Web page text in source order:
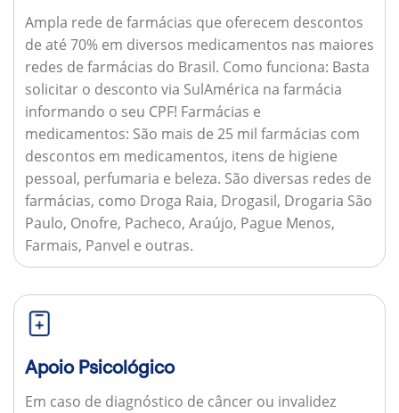
Ampla rede de farmácias que oferecem descontos
de até 70% em diversos medicamentos nas maiores
redes de farmácias do Brasil. Como funciona: Basta
solicitar o desconto via SulAmérica na farmácia
informando o seu CPF! Farmácias e
medicamentos: São mais de 25 mil farmácias com
descontos em medicamentos, itens de higiene
pessoal, perfumaria e beleza. São diversas redes de
farmácias, como Droga Raia, Drogasil, Drogaria São
Paulo, Onofre, Pacheco, Araújo, Pague Menos,
Farmais, Panvel e outras.
Apoio Psicológico
Em caso de diagnóstico de câncer ou invalidez